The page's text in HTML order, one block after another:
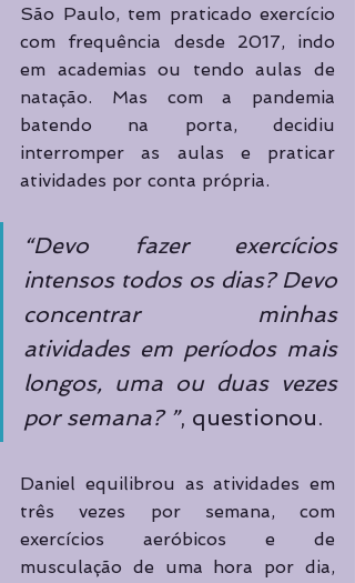
São Paulo, tem praticado exercício
com frequência desde 2017, indo
em academias ou tendo aulas de
natação. Mas com a pandemia
batendo na porta, decidiu
interromper as aulas e praticar
atividades por conta própria.
“Devo fazer exercícios
intensos todos os dias? Devo
concentrar minhas
atividades em períodos mais
longos, uma ou duas vezes
por semana? ”, questionou.
Daniel equilibrou as atividades em
três vezes por semana, com
exercícios aeróbicos e de
musculação de uma hora por dia,